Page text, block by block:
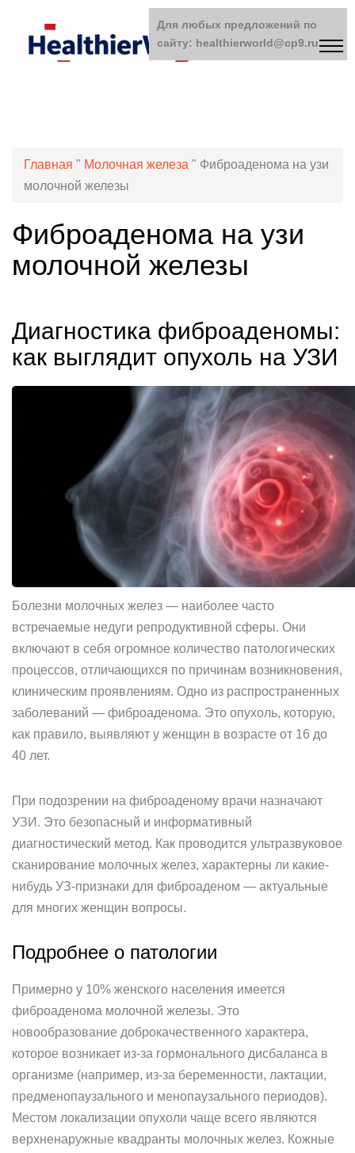
Главная " Молочная железа " Фиброаденома на узи
молочной железы
Фиброаденома на узи
молочной железы
Диагностика фиброаденомы:
как выглядит опухоль на УЗИ
Болезни молочных желез — наиболее часто
встречаемые недуги репродуктивной сферы. Они
включают в себя огромное количество патологических
процессов, отличающихся по причинам возникновения,
клиническим проявлениям. Одно из распространенных
заболеваний — фиброаденома. Это опухоль, которую,
как правило, выявляют у женщин в возрасте от 16 до
40 лет.
При подозрении на фиброаденому врачи назначают
УЗИ. Это безопасный и информативный
диагностический метод. Как проводится ультразвуковое
сканирование молочных желез, характерны ли какие-
нибудь УЗ-признаки для фиброаденом — актуальные
для многих женщин вопросы.
Подробнее о патологии
Примерно у 10% женского населения имеется
фиброаденома молочной железы. Это
новообразование доброкачественного характера,
которое возникает из-за гормонального дисбаланса в
организме (например, из-за беременности, лактации,
предменопаузального и менопаузального периодов).
Местом локализации опухоли чаще всего являются
верхненаружные квадранты молочных желез. Кожные
Для любых предложений по
сайту: healthierworld@cp9.ru